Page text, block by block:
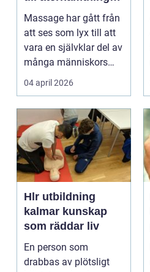
och hållbar hälsa
Massage har gått från
att ses som lyx till att
vara en självklar del av
många människors
friskvård. ...
04 april 2026
Hlr utbildning
kalmar kunskap
som räddar liv
En person som
drabbas av plötsligt